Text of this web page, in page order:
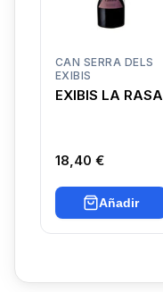
CAN SERRA DELS
EXIBIS
EXIBIS LA RASA
18,40 €
Añadir